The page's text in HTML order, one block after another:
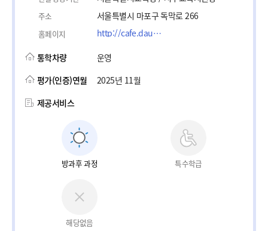
주소 서울특별시 마포구 독막로 266
홈페이지 http://cafe.daum.net/taeyoungkindergarten
통학차량
운영
평가(인증)연월
2025년 11월
제공서비스
방과후 과정 특수학급
해당없음